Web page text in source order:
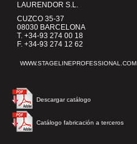
LAURENDOR S.L.
CUZCO 35-37
08030 BARCELONA
T. +34-93 274 00 18
F. +34-93 274 12 62
WWW.STAGELINEPROFESSIONAL.COM
Descargar catálogo
Catálogo fabricación a terceros